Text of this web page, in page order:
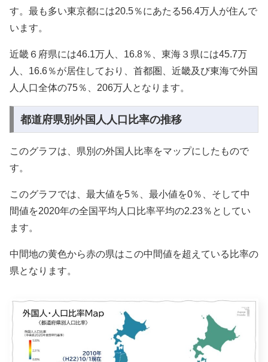
す。最も多い東京都には20.5％にあたる56.4万人が住んで
います。
近畿６府県には46.1万人、16.8％、東海３県には45.7万
人、16.6％が居住しており、首都圏、近畿及び東海で外国
人人口全体の75％、206万人となります。
都道府県別外国人人口比率の推移
このグラフは、県別の外国人比率をマップにしたもので
す。
このグラフでは、最大値を5％、最小値を0％、そして中
間値を2020年の全国平均人口比率平均の2.23％としてい
ます。
中間地の黄色から赤の県はこの中間値を超えている比率の
県となります。